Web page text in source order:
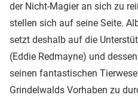
der Nicht-Magier an sich zu
stellen sich auf seine Seite.
setzt deshalb auf die
(Eddie Redmayne) und
seinen fantastischen
Grindelwalds Vorhaben zu